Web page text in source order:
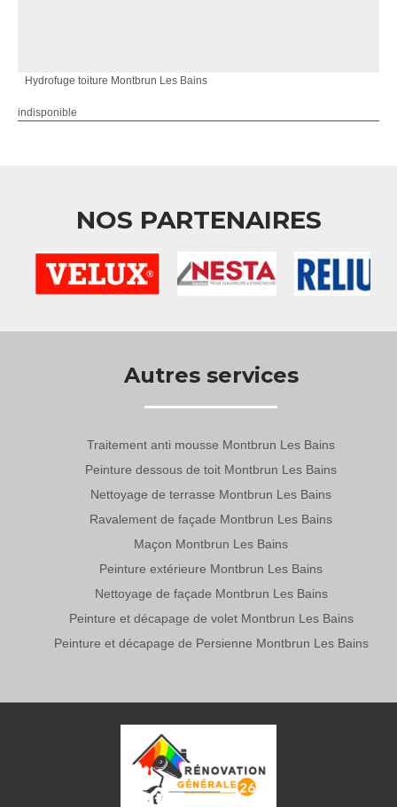
Hydrofuge toiture Montbrun Les Bains
indisponible
NOS PARTENAIRES
Autres services
Traitement anti mousse Montbrun Les Bains
Peinture dessous de toit Montbrun Les Bains
Nettoyage de terrasse Montbrun Les Bains
Ravalement de façade Montbrun Les Bains
Maçon Montbrun Les Bains
Peinture extérieure Montbrun Les Bains
Nettoyage de façade Montbrun Les Bains
Peinture et décapage de volet Montbrun Les Bains
Peinture et décapage de Persienne Montbrun Les Bains